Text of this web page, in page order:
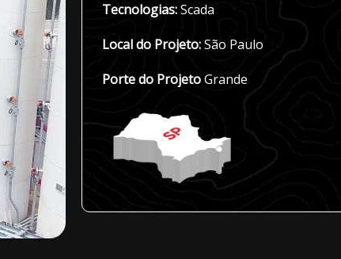
Tecnologias:Scada
Local do Projeto:São Paulo
Porte do ProjetoGrande